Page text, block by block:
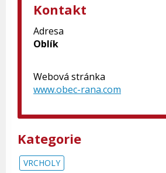
Kontakt
Adresa
Oblík
Webová stránka
www.obec-rana.com
Kategorie
VRCHOLY